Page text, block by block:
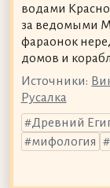
водами
за ведомыми
фараонок
домов и
Источники:
Русалка
Древний
мифология